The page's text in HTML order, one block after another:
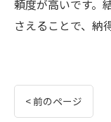
頼度が高いです。
さえることで、納
< 前のページ